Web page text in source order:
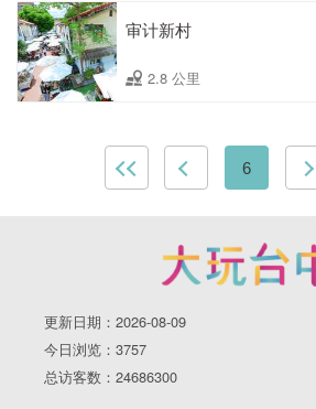
审计新村
2.8 公里
6
更新日期：2026-08-09
今日浏览：3757
总访客数：24686300